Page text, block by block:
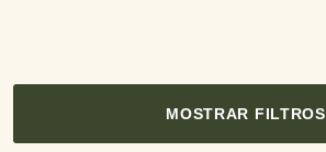
MOSTRAR FILTROS